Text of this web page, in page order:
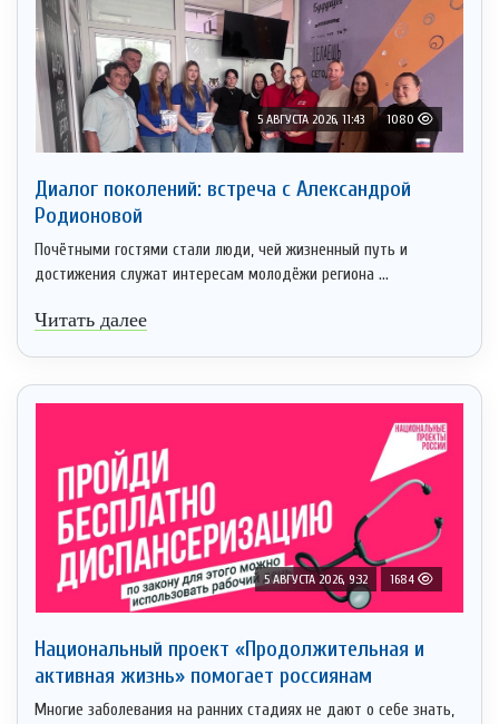
5 АВГУСТА 2026, 11:43 1080
Диалог поколений: встреча с Александрой
Родионовой
Почётными гостями стали люди, чей жизненный путь и
достижения служат интересам молодёжи региона ...
Читать далее
5 АВГУСТА 2026, 9:32 1684
Национальный проект «Продолжительная и
активная жизнь» помогает россиянам
Многие заболевания на ранних стадиях не дают о себе знать,